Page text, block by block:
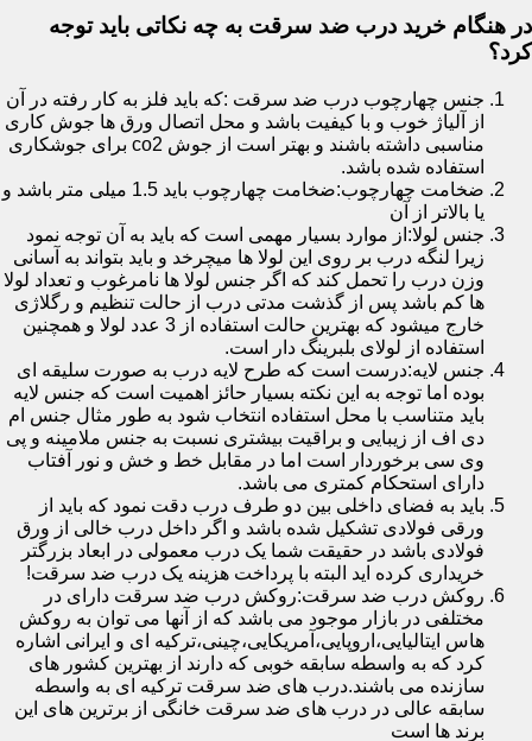
در هنگام خرید درب ضد سرقت به چه نکاتی باید توجه
کرد؟
جنس چهارچوب درب ضد سرقت :که باید فلز به کار رفته در آن
از آلیاژ خوب و با کیفیت باشد و محل اتصال ورق ها جوش کاری
مناسبی داشته باشند و بهتر است از جوش co2 برای جوشکاری
استفاده شده باشد.
ضخامت چهارچوب:ضخامت چهارچوب باید 1.5 میلی متر باشد و
یا بالاتر از آن
جنس لولا:از موارد بسیار مهمی است که باید به آن توجه نمود
زیرا لنگه درب بر روی این لولا ها میچرخد و باید بتواند به آسانی
وزن درب را تحمل کند که اگر جنس لولا ها نامرغوب و تعداد لولا
ها کم باشد پس از گذشت مدتی درب از حالت تنظیم و رگلاژی
خارج میشود که بهترین حالت استفاده از 3 عدد لولا و همچنین
استفاده از لولای بلبرینگ دار است.
جنس لایه:درست است که طرح لایه درب به صورت سلیقه ای
بوده اما توجه به این نکته بسیار حائز اهمیت است که جنس لایه
باید متناسب با محل استفاده انتخاب شود به طور مثال جنس ام
دی اف از زیبایی و براقیت بیشتری نسبت به جنس ملامینه و پی
وی سی برخوردار است اما در مقابل خط و خش و نور آفتاب
دارای استحکام کمتری می باشد.
باید به فضای داخلی بین دو طرف درب دقت نمود که باید از
ورقی فولادی تشکیل شده باشد و اگر داخل درب خالی از ورق
فولادی باشد در حقیقت شما یک درب معمولی در ابعاد بزرگتر
خریداری کرده اید البته با پرداخت هزینه یک درب ضد سرقت!
روکش درب ضد سرقت:روکش درب ضد سرقت دارای در
مختلفی در بازار موجود می باشد که از آنها می توان به روکش
هاس ایتالیایی،اروپایی،آمریکایی،چینی،ترکیه ای و ایرانی اشاره
کرد که به واسطه سابقه خوبی که دارند از بهترین کشور های
سازنده می باشند.درب های ضد سرقت ترکیه ای به واسطه
سابقه عالی در درب های ضد سرقت خانگی از برترین های این
برند ها است